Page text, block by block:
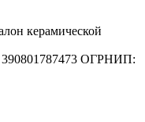
керамической
ОГРНИП: